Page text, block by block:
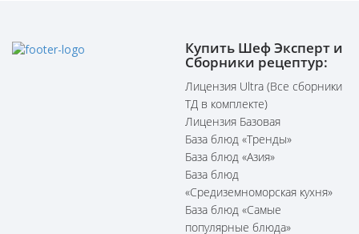
Купить Шеф Эксперт и
Сборники рецептур:
Лицензия Ultra (Все сборники
ТД в комплекте)
Лицензия Базовая
База блюд «Тренды»
База блюд «Азия»
База блюд
«Средиземноморская кухня»
База блюд «Самые
популярные блюда»